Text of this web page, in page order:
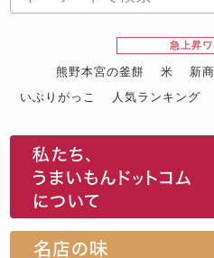
急上昇ワ
熊野本宮の釜餅 米 新
いぶりがっこ
人気ランキング